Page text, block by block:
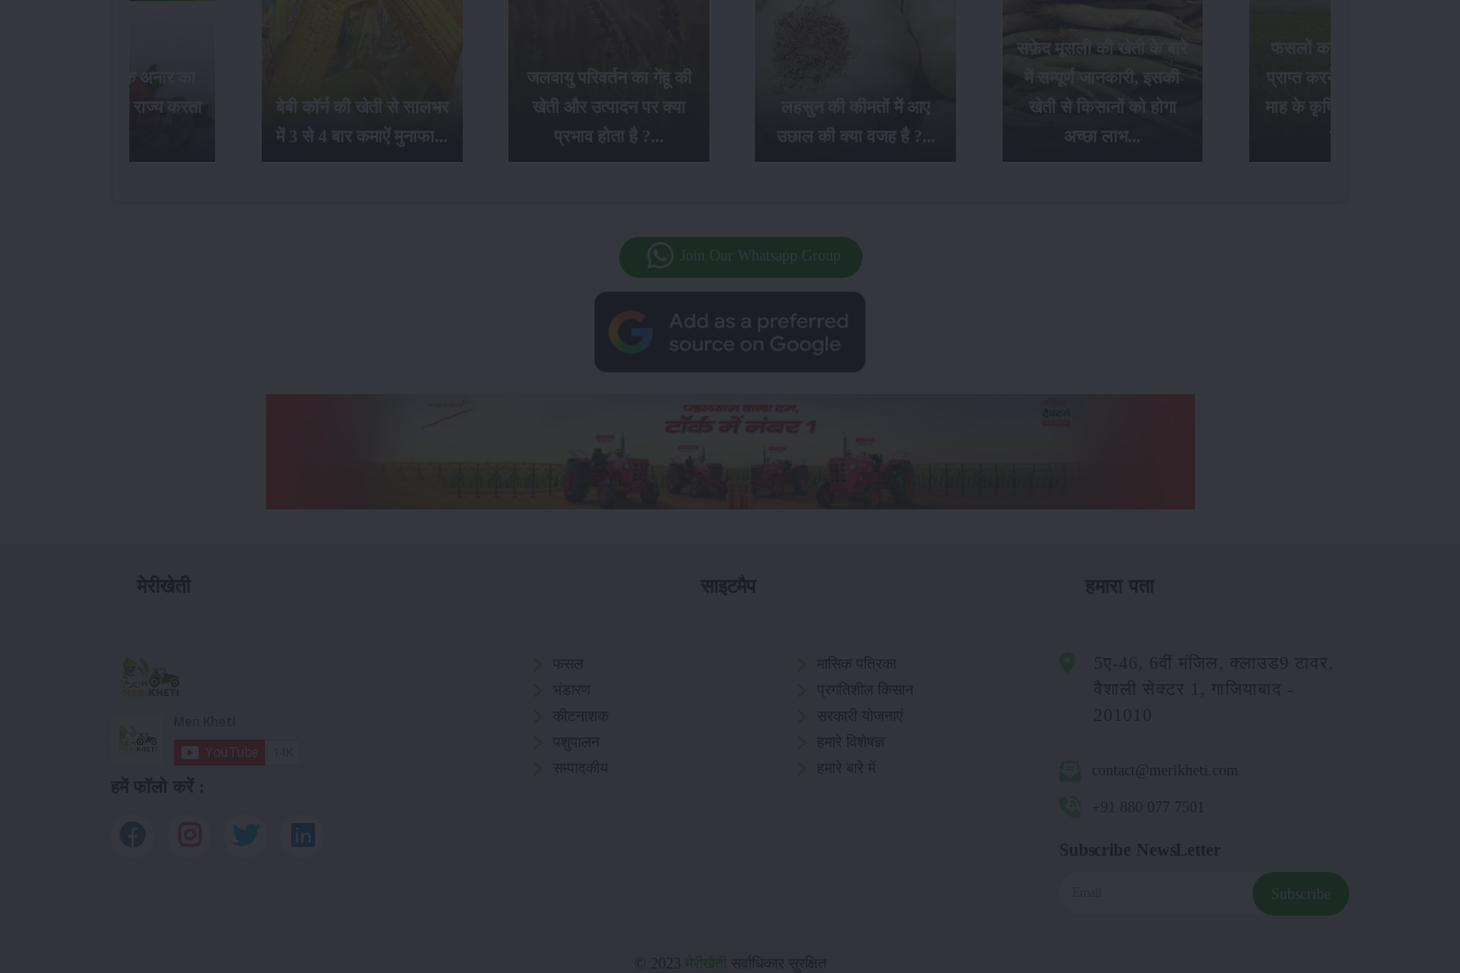
भारत में सर्वाधिक अनार का
उत्पादन कौन-सा राज्य करता
बेबी कॉर्न की खेती से सालभर
में 3 से 4 बार कमाऐं मुनाफा...
जलवायु परिवर्तन का गेंहू की
खेती और उत्पादन पर क्या
प्रभाव होता है ?...
लहसुन की कीमतों में आए
उछाल की क्या वजह है ?...
सफ़ेद मूसली की खेती के बारे
में सम्पूर्ण जानकारी, इसकी
खेती से किसानों को होगा
अच्छा लाभ...
फसलों का अधिक उत्पादन
प्राप्त करने के लिए अक्टूबर
माह के कृषि संबंधी आवश्यक
कार्य...
Join Our Whatsapp Group
Subscribe